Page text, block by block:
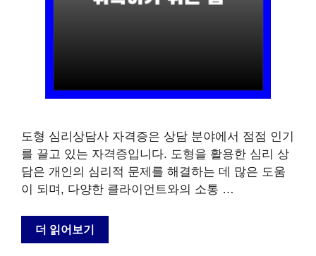
도형 심리상담사 자격증은 상담 분야에서 점점 인기
를 끌고 있는 자격증입니다. 도형을 활용한 심리 상
담은 개인의 심리적 문제를 해결하는 데 많은 도움
이 되며, 다양한 클라이언트와의 소통 …
더 읽어보기